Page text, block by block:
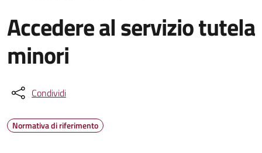
Accedere al servizio tutela
minori
Condividi
Normativa di riferimento